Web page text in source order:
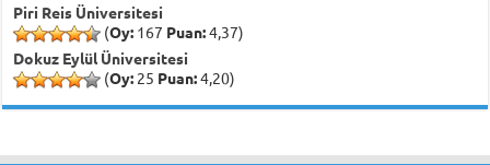
Piri Reis Üniversitesi
(Oy: 167 Puan:4,37)
Dokuz Eylül Üniversitesi
(Oy: 25 Puan:4,20)